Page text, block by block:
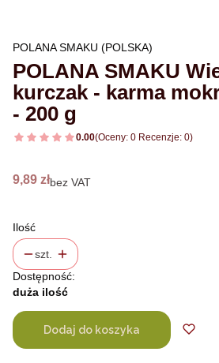
POLANA SMAKU (POLSKA)
POLANA SMAKU
kurczak - karma
- 200 g
0.00(Oceny: 0 Recenzje: 0)
Cena
9,89 złbez VAT
Ilość
szt.
Dostępność:
duża ilość
Dodaj do koszyka